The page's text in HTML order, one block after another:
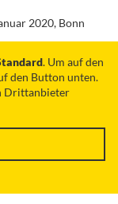
2020, Bonn
. Um auf den
den Button unten.
Drittanbieter